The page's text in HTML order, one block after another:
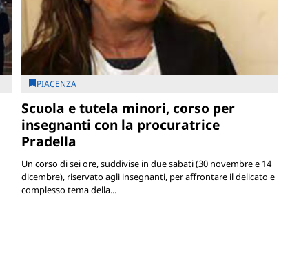
PIACENZA
Scuola e tutela minori, corso per
insegnanti con la procuratrice
Pradella
Un corso di sei ore, suddivise in due sabati (30 novembre e 14
dicembre), riservato agli insegnanti, per affrontare il delicato e
complesso tema della...